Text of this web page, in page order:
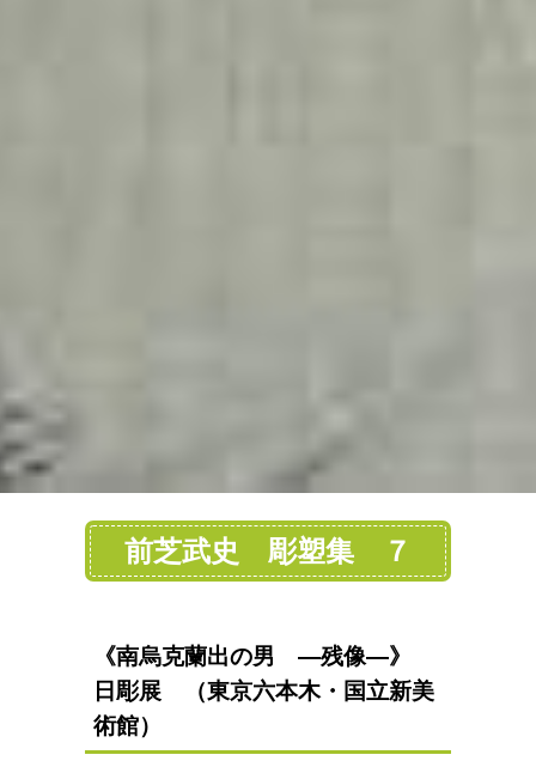
前芝武史 彫塑集 ７
《南烏克蘭出の男 ―残像―》
日彫展 （東京六本木・国立新美
術館）